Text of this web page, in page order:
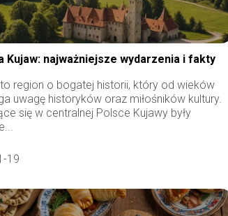
Kujaw: najważniejsze wydarzenia i fakty
region o bogatej historii, który od wieków
uwagę historyków oraz miłośników kultury.
się w centralnej Polsce Kujawy były
19